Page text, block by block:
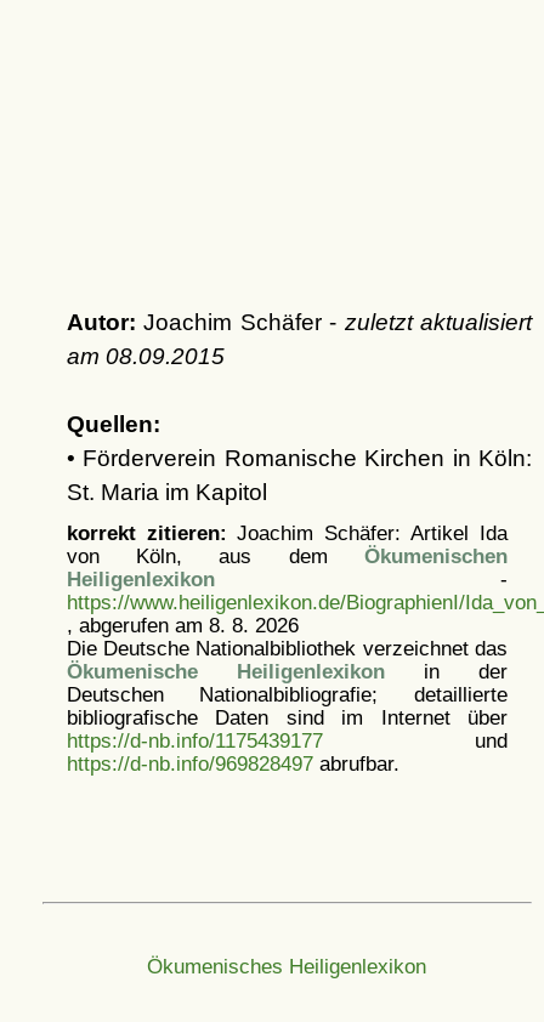
Autor: Joachim Schäfer - zuletzt aktualisiert
am 08.09.2015
Quellen:
• Förderverein Romanische Kirchen in Köln:
St. Maria im Kapitol
korrekt zitieren: Joachim Schäfer: Artikel Ida
von Köln, aus dem Ökumenischen
Heiligenlexikon-
https://www.heiligenlexikon.de/BiographienI/
, abgerufen am 8. 8. 2026
Die Deutsche Nationalbibliothek verzeichnet das
Ökumenische Heiligenlexikonin der
Deutschen Nationalbibliografie; detaillierte
bibliografische Daten sind im Internet über
https://d-nb.info/1175439177und
https://d-nb.info/969828497abrufbar.
Ökumenisches Heiligenlexikon